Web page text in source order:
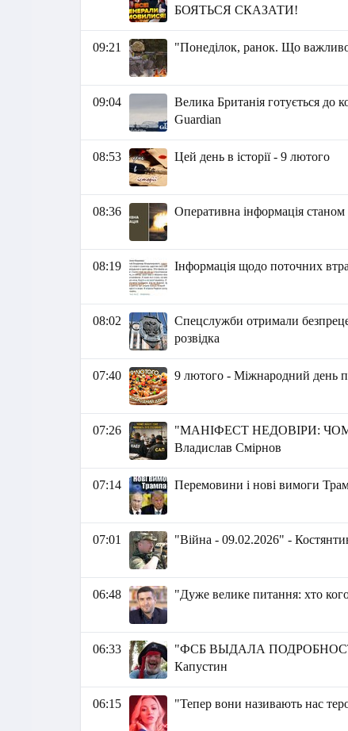
БОЯТЬСЯ СКАЗАТИ!
09:21 "Понеділок, ранок. Що
09:04
Велика Британія готується до
Guardian
08:53 Цей день в історії - 9 лютого
08:36 Оперативна інформація
08:19 Інформація щодо поточних
08:02
Спецслужби отримали
розвідка
07:40 9 лютого - Міжнародний день
07:26
"МАНІФЕСТ НЕДОВІРИ:
Владислав Смірнов
07:14 Перемовини і нові вимоги
07:01 "Війна - 09.02.2026" -
06:48 "Дуже велике питання: хто
06:33
"ФСБ ВЫДАЛА
Капустин
06:15 "Тепер вони називають нас